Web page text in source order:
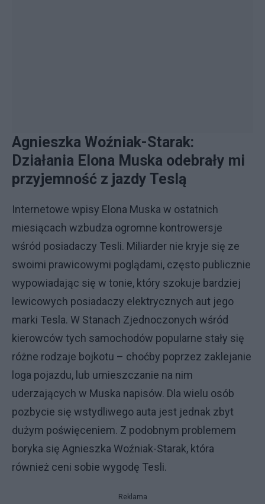
Agnieszka Woźniak-Starak:
Działania Elona Muska odebrały mi
przyjemność z jazdy Teslą
Internetowe wpisy Elona Muska w ostatnich
miesiącach wzbudza ogromne kontrowersje
wśród posiadaczy Tesli. Miliarder nie kryje się ze
swoimi prawicowymi poglądami, często publicznie
wypowiadając się w tonie, który szokuje bardziej
lewicowych posiadaczy elektrycznych aut jego
marki Tesla. W Stanach Zjednoczonych wśród
kierowców tych samochodów popularne stały się
różne rodzaje bojkotu – choćby poprzez zaklejanie
loga pojazdu, lub umieszczanie na nim
uderzających w Muska napisów. Dla wielu osób
pozbycie się wstydliwego auta jest jednak zbyt
dużym poświęceniem. Z podobnym problemem
boryka się Agnieszka Woźniak-Starak, która
również ceni sobie wygodę Tesli.
Reklama